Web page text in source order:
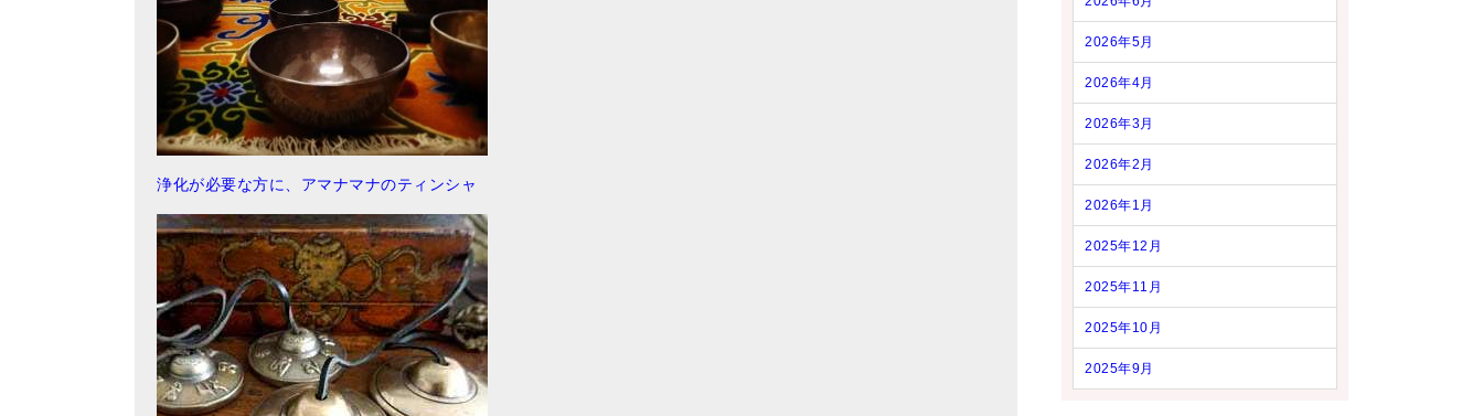
浄化が必要な方に、アマナマナのティンシャ
2026年5月
2026年4月
2026年3月
2026年2月
2026年1月
2025年12月
2025年11月
2025年10月
2025年9月